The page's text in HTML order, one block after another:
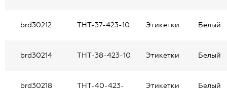
brd30212 THT-37-423-10 Этикетки Белый
brd30214 THT-38-423-10 Этикетки Белый
brd30218
THT-40-423-
Этикетки Белый